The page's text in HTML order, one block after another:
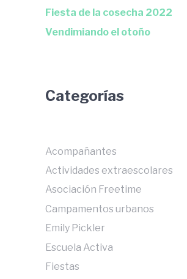
Fiesta de la cosecha 2022
Vendimiando el otoño
Categorías
Acompañantes
Actividades extraescolares
Asociación Freetime
Campamentos urbanos
Emily Pickler
Escuela Activa
Fiestas